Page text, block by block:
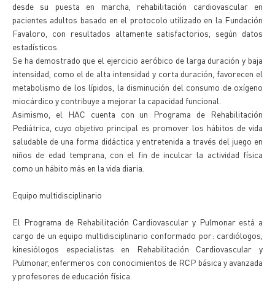
desde su puesta en marcha, rehabilitación cardiovascular en
pacientes adultos basado en el protocolo utilizado en la Fundación
Favaloro, con resultados altamente satisfactorios, según datos
estadísticos.
Se ha demostrado que el ejercicio aeróbico de larga duración y baja
intensidad, como el de alta intensidad y corta duración, favorecen el
metabolismo de los lípidos, la disminución del consumo de oxígeno
miocárdico y contribuye a mejorar la capacidad funcional.
Asimismo, el HAC cuenta con un Programa de Rehabilitación
Pediátrica, cuyo objetivo principal es promover los hábitos de vida
saludable de una forma didáctica y entretenida a través del juego en
niños de edad temprana, con el fin de inculcar la actividad física
como un hábito más en la vida diaria.
Equipo multidisciplinario
El Programa de Rehabilitación Cardiovascular y Pulmonar está a
cargo de un equipo multidisciplinario conformado por: cardiólogos,
kinesiólogos especialistas en Rehabilitación Cardiovascular y
Pulmonar, enfermeros con conocimientos de RCP básica y avanzada
y profesores de educación física.